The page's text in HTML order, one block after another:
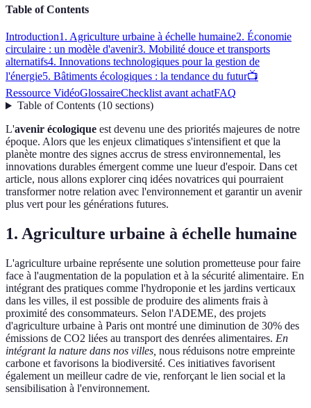
Table of Contents
Introduction1. Agriculture urbaine à échelle humaine2. Économie
circulaire : un modèle d'avenir3. Mobilité douce et transports
alternatifs4. Innovations technologiques pour la gestion de
l'énergie5. Bâtiments écologiques : la tendance du futur📺
Ressource VidéoGlossaireChecklist avant achatFAQ
Table of Contents(10 sections)
L'avenir écologique est devenu une des priorités majeures de notre
époque. Alors que les enjeux climatiques s'intensifient et que la
planète montre des signes accrus de stress environnemental, les
innovations durables émergent comme une lueur d'espoir. Dans cet
article, nous allons explorer cinq idées novatrices qui pourraient
transformer notre relation avec l'environnement et garantir un avenir
plus vert pour les générations futures.
1. Agriculture urbaine à échelle humaine
L'agriculture urbaine représente une solution prometteuse pour faire
face à l'augmentation de la population et à la sécurité alimentaire. En
intégrant des pratiques comme l'hydroponie et les jardins verticaux
dans les villes, il est possible de produire des aliments frais à
proximité des consommateurs. Selon l'ADEME, des projets
d'agriculture urbaine à Paris ont montré une diminution de 30% des
émissions de CO2 liées au transport des denrées alimentaires. En
intégrant la nature dans nos villes, nous réduisons notre empreinte
carbone et favorisons la biodiversité. Ces initiatives favorisent
également un meilleur cadre de vie, renforçant le lien social et la
sensibilisation à l'environnement.